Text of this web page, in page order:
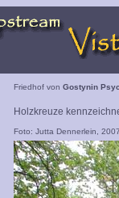
Friedhof von Gostynin
Holzkreuze
Foto: Jutta Dennerlein,